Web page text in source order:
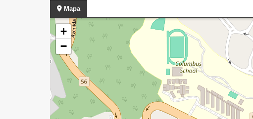
Mapa
+
−